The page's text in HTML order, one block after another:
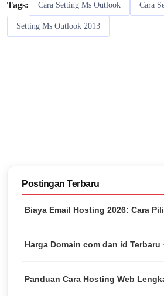
Tags: Cara Setting Ms Outlook Cara
Setting Ms Outlook 2013
Postingan Terbaru
Biaya Email Hosting 2026: Cara
Harga Domain com dan id Terbaru
Panduan Cara Hosting Web